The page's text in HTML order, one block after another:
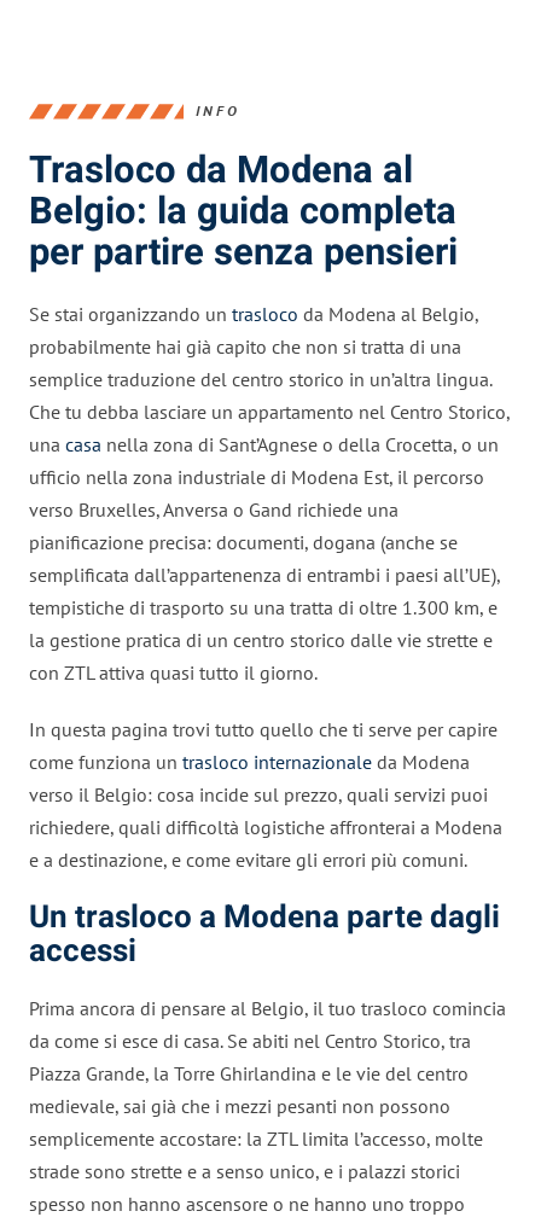
INFO
Trasloco da Modena al
Belgio: la guida completa
per partire senza pensieri
Se stai organizzando un trasloco da Modena al Belgio,
probabilmente hai già capito che non si tratta di una
semplice traduzione del centro storico in un’altra lingua.
Che tu debba lasciare un appartamento nel Centro Storico,
una casa nella zona di Sant’Agnese o della Crocetta, o un
ufficio nella zona industriale di Modena Est, il percorso
verso Bruxelles, Anversa o Gand richiede una
pianificazione precisa: documenti, dogana (anche se
semplificata dall’appartenenza di entrambi i paesi all’UE),
tempistiche di trasporto su una tratta di oltre 1.300 km, e
la gestione pratica di un centro storico dalle vie strette e
con ZTL attiva quasi tutto il giorno.
In questa pagina trovi tutto quello che ti serve per capire
come funziona un trasloco internazionale da Modena
verso il Belgio: cosa incide sul prezzo, quali servizi puoi
richiedere, quali difficoltà logistiche affronterai a Modena
e a destinazione, e come evitare gli errori più comuni.
Un trasloco a Modena parte dagli
accessi
Prima ancora di pensare al Belgio, il tuo trasloco comincia
da come si esce di casa. Se abiti nel Centro Storico, tra
Piazza Grande, la Torre Ghirlandina e le vie del centro
medievale, sai già che i mezzi pesanti non possono
semplicemente accostare: la ZTL limita l’accesso, molte
strade sono strette e a senso unico, e i palazzi storici
spesso non hanno ascensore o ne hanno uno troppo